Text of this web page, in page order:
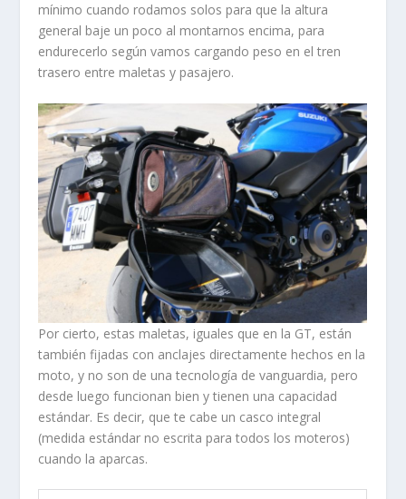
mínimo cuando rodamos solos para que la altura
general baje un poco al montarnos encima, para
endurecerlo según vamos cargando peso en el tren
trasero entre maletas y pasajero.
Por cierto, estas maletas, iguales que en la GT, están
también fijadas con anclajes directamente hechos en la
moto, y no son de una tecnología de vanguardia, pero
desde luego funcionan bien y tienen una capacidad
estándar. Es decir, que te cabe un casco integral
(medida estándar no escrita para todos los moteros)
cuando la aparcas.